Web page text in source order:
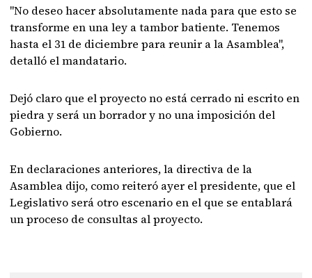
"No deseo hacer absolutamente nada para que esto se
transforme en una ley a tambor batiente. Tenemos
hasta el 31 de diciembre para reunir a la Asamblea",
detalló el mandatario.
Dejó claro que el proyecto no está cerrado ni escrito en
piedra y será un borrador y no una imposición del
Gobierno.
En declaraciones anteriores, la directiva de la
Asamblea dijo, como reiteró ayer el presidente, que el
Legislativo será otro escenario en el que se entablará
un proceso de consultas al proyecto.